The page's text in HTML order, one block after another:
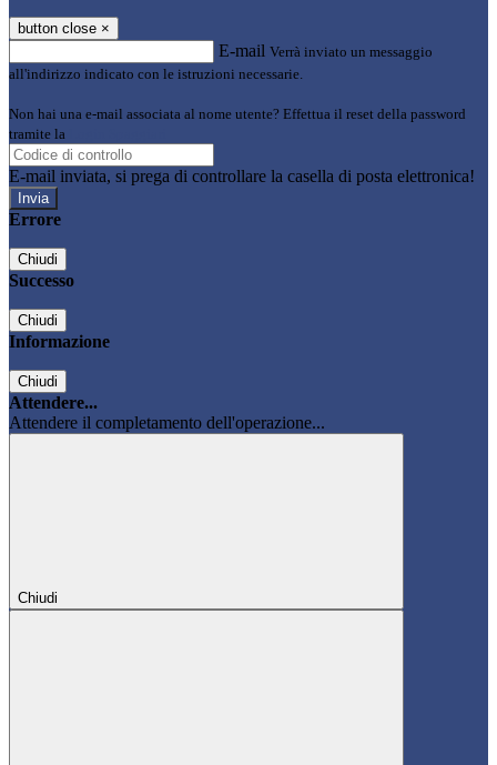
button close ×
E-mail Verrà inviato un messaggio
all'indirizzo indicato con le istruzioni necessarie.
Non hai una e-mail associata al nome utente? Effettua il reset della password
tramite la
E-mail inviata, si prega di controllare la casella di posta elettronica!
Errore
Chiudi
Successo
Chiudi
Informazione
Chiudi
Attendere...
Attendere il completamento dell'operazione...
Chiudi